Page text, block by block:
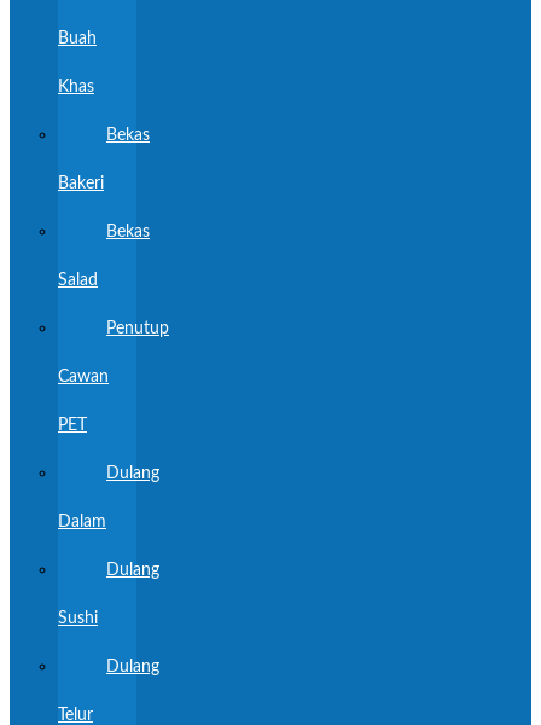
Buah
Khas
Bekas
Bakeri
Bekas
Salad
Penutup
Cawan
PET
Dulang
Dalam
Dulang
Sushi
Dulang
Telur